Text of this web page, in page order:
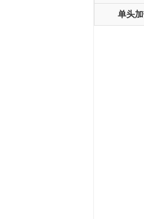
单头